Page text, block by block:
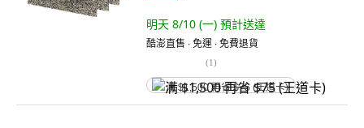
明天 8/10 (一) 預計送達
酷澎直售 ∙ 免運 ∙ 免費退貨
(1)
满 $1,500 再省 $75 (王道卡)